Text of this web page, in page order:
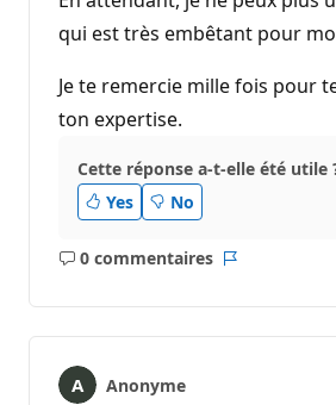
qui est très embêtant pour
Je te remercie mille fois pour
ton expertise.
Cette réponse a-t-elle été utile
Yes
No
0 commentaires
Aucun
Anonyme